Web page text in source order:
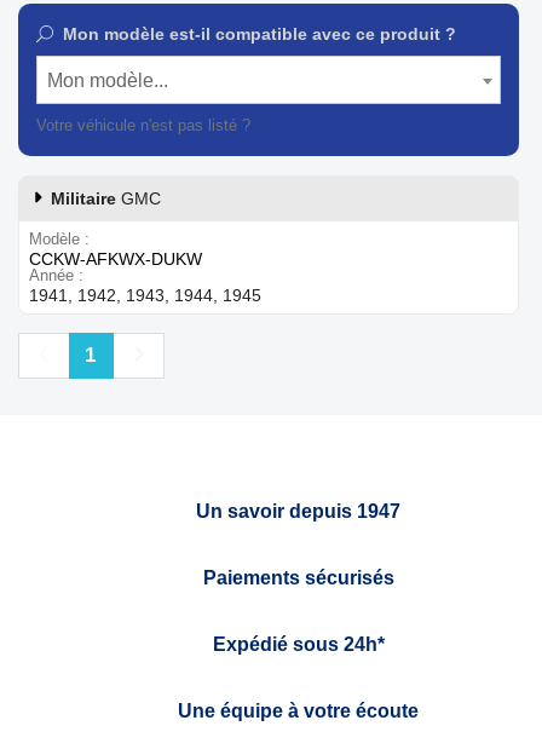
Mon modèle est-il compatible avec ce produit ?
Mon modèle...
Votre véhicule n'est pas listé ?
Militaire GMC
Modèle
CCKW-AFKWX-DUKW
Année
1941, 1942, 1943, 1944, 1945
Précédent
1
Un savoir depuis 1947
Paiements sécurisés
Expédié sous 24h*
Une équipe à votre écoute